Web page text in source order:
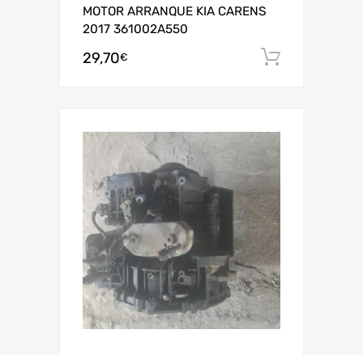
MOTOR ARRANQUE KIA CARENS
2017 361002A550
29,70€